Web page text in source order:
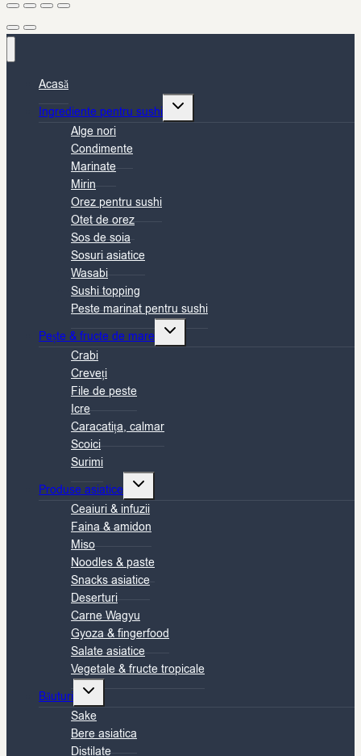
Acasă
Ingrediente pentru sushi
Toggle
child
Alge nori
Condimente
Marinate
Mirin
Orez pentru sushi
Otet de orez
Sos de soia
Sosuri asiatice
Wasabi
Sushi topping
Peste marinat pentru sushi
Pește & fructe de mare
Toggle
child
Crabi
Creveți
File de peste
Icre
Caracatița, calmar
Scoici
Surimi
Produse asiatice
Toggle
child
menu
Ceaiuri & infuzii
Faina & amidon
Miso
Noodles & paste
Snacks asiatice
Deserturi
Carne Wagyu
Gyoza & fingerfood
Salate asiatice
Vegetale & fructe tropicale
Băuturi
Toggle
child
menu
Sake
Bere asiatica
Distilate